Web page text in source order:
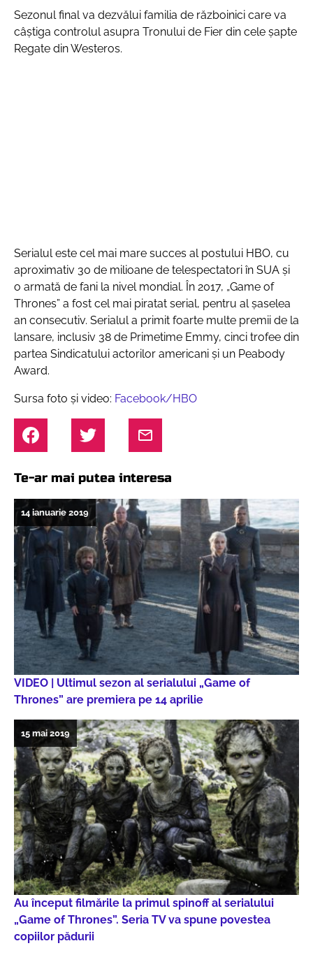
Sezonul final va dezvălui familia de războinici care va
câștiga controlul asupra Tronului de Fier din cele șapte
Regate din Westeros.
Serialul este cel mai mare succes al postului HBO, cu
aproximativ 30 de milioane de telespectatori în SUA și
o armată de fani la nivel mondial. În 2017, „Game of
Thrones” a fost cel mai piratat serial, pentru al șaselea
an consecutiv. Serialul a primit foarte multe premii de la
lansare, inclusiv 38 de Primetime Emmy, cinci trofee din
partea Sindicatului actorilor americani și un Peabody
Award.
Sursa foto și video: Facebook/HBO
Te-ar mai putea interesa
VIDEO | Ultimul sezon al serialului „Game of
Thrones” are premiera pe 14 aprilie
14 ianuarie 2019
Au început filmările la primul spinoff al serialului
„Game of Thrones”. Seria TV va spune povestea
copiilor pădurii
15 mai 2019